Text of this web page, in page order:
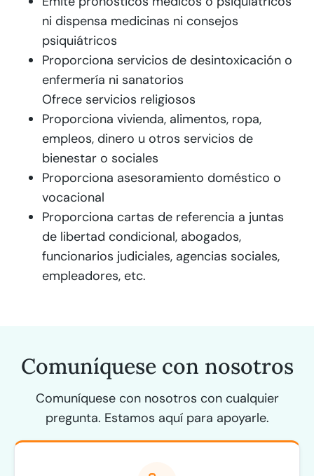
ni dispensa medicinas ni consejos
psiquiátricos
Proporciona servicios de desintoxicación o
enfermería ni sanatorios
Ofrece servicios religiosos
Proporciona vivienda, alimentos, ropa,
empleos, dinero u otros servicios de
bienestar o sociales
Proporciona asesoramiento doméstico o
vocacional
Proporciona cartas de referencia a juntas
de libertad condicional, abogados,
funcionarios judiciales, agencias sociales,
empleadores, etc.
Comuníquese con nosotros
Comuníquese con nosotros con cualquier
pregunta. Estamos aquí para apoyarle.